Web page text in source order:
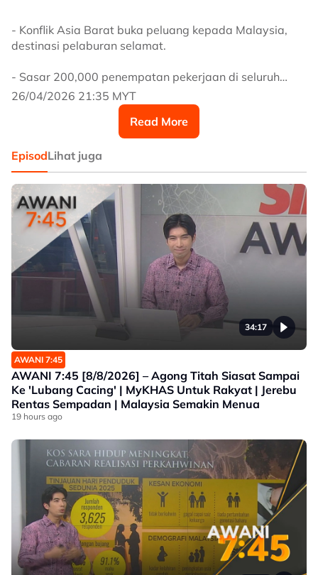
- Konflik Asia Barat buka peluang kepada Malaysia,
destinasi pelaburan selamat.
- Sasar 200,000 penempatan pekerjaan di seluruh
negara.
- Iran tidak lagi fikir soal rundingan, enggan layan
- Cabaran urus ekosistem teknologi maklumat jemaah
haji.
Saksikan #AWANI745 setiap hari 7.45 malam di
saluran 501 Astro AWANI dan astroawani.com/live-tv
#AWANInews
26/04/2026 21:35 MYT
Read More
EpisodLihat juga
34:17
AWANI 7:45
AWANI 7:45 [8/8/2026] – Agong Titah Siasat Sampai
Ke 'Lubang Cacing' | MyKHAS Untuk Rakyat | Jerebu
Rentas Sempadan | Malaysia Semakin Menua
19 hours ago